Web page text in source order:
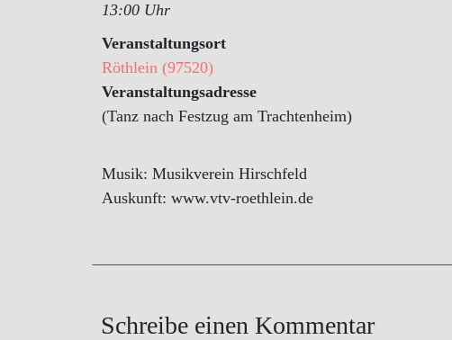
13:00 Uhr
Veranstaltungsort
Röthlein (97520)
Veranstaltungsadresse
(Tanz nach Festzug am Trachtenheim)
Musik: Musikverein Hirschfeld
Auskunft: www.vtv-roethlein.de
Schreibe einen Kommentar